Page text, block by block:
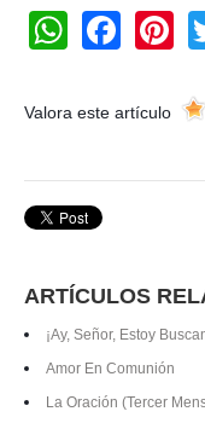
W
at
A
p
F
c
b
k
er
st
Valora este artículo
ARTÍCULOS
¡Ay, Señor, Estoy
Amor En Comunión
La Oración (Tercer